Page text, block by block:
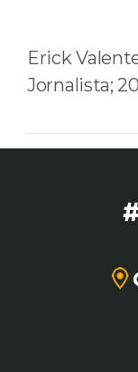
Erick
Jornalista;